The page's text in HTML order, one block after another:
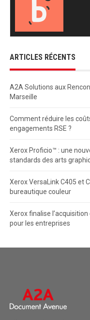
ARTICLES RÉCENTS
A2A Solutions aux
Marseille
Comment réduire les
engagements RSE ?
Xerox Proficio™ : une
standards des arts
Xerox VersaLink C405 et
bureautique couleur
Xerox finalise
pour les entreprises